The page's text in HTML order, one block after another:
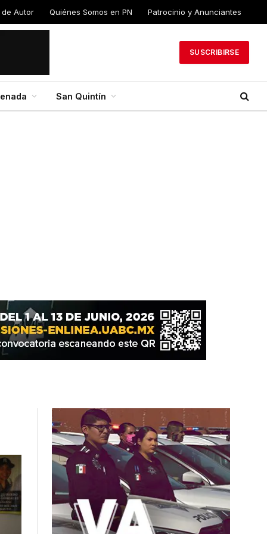
Quiénes Somos en
PN
Patrocinio y
Anunciantes
SUSCRIBIRSE
San Quintín